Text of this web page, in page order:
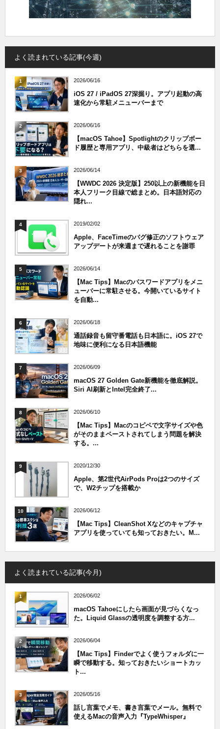
よく読まれている記事(今週)
1 2026/06/16
iOS 27 / iPadOS 27深掘り。アプリ起動の高
速化から常駐メニューバーまで
2 2026/06/16
【macOS Tahoe】Spotlightのクリップボー
ド履歴と専用アプリ、中級者はどちらを選...
3 2026/06/14
【WWDC 2026 決定版】250以上の新機能を日
本人フリーク目線で総まとめ。日本語対応の
隠れ...
4 2019/02/02
Apple、FaceTimeのバグ修正のソフトウェア
アップデートが来週まで遅れることを謝罪
5 2026/06/14
【Mac Tips】Macのパスワードアプリをメニ
ューバーに常駐させる。今開いているサイト
を自動...
6 2026/06/18
通話録音も留守番電話も日本語に。iOS 27で
地味に便利になる日本語機能
7 2026/06/09
macOS 27 Golden Gate新機能を徹底解説。
Siri AI刷新とIntel完全終了...
8 2026/06/10
【Mac Tips】Macのコピペで文字サイズや色
がそのままペーストされてしまう問題を解決
する。...
9 2020/12/30
Apple、第2世代AirPods Proは2つのサイズ
で、W2チップを搭載か
10 2026/06/12
【Mac Tips】CleanShot Xなどのキャプチャ
アプリを使っていても知っておきたい。M...
よく読まれている記事(今月)
1 2026/06/02
macOS Tahoeにしたら画面が見づらくなっ
た。Liquid Glassの透明度を調整する方...
2 2026/06/04
【Mac Tips】Finderでよく使うフォルダに一
瞬で移動する。知っておきたいショートカッ
ト...
3 2026/05/16
話し言葉でメモ、書き言葉でメール。無料で
使えるMacの音声入力『TypeWhisper』